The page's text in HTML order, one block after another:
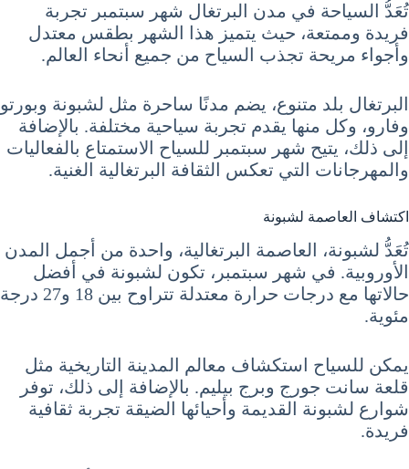
تُعَدُّ السياحة في مدن البرتغال شهر سبتمبر تجربة
فريدة وممتعة، حيث يتميز هذا الشهر بطقس معتدل
وأجواء مريحة تجذب السياح من جميع أنحاء العالم.
البرتغال بلد متنوع، يضم مدنًا ساحرة مثل لشبونة وبورتو
وفارو، وكل منها يقدم تجربة سياحية مختلفة. بالإضافة
إلى ذلك، يتيح شهر سبتمبر للسياح الاستمتاع بالفعاليات
والمهرجانات التي تعكس الثقافة البرتغالية الغنية.
اكتشاف العاصمة لشبونة
تُعَدُّ لشبونة، العاصمة البرتغالية، واحدة من أجمل المدن
الأوروبية. في شهر سبتمبر، تكون لشبونة في أفضل
حالاتها مع درجات حرارة معتدلة تتراوح بين 18 و27 درجة
مئوية.
يمكن للسياح استكشاف معالم المدينة التاريخية مثل
قلعة سانت جورج وبرج بيليم. بالإضافة إلى ذلك، توفر
شوارع لشبونة القديمة وأحيائها الضيقة تجربة ثقافية
فريدة.